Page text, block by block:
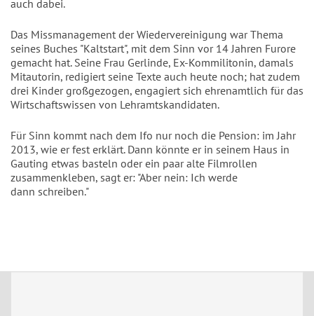
auch dabei.
Das Missmanagement der Wiedervereinigung war Thema
seines Buches "Kaltstart", mit dem Sinn vor 14 Jahren Furore
gemacht hat. Seine Frau Gerlinde, Ex-Kommilitonin, damals
Mitautorin, redigiert seine Texte auch heute noch; hat zudem
drei Kinder großgezogen, engagiert sich ehrenamtlich für das
Wirtschaftswissen von Lehramtskandidaten.
Für Sinn kommt nach dem Ifo nur noch die Pension: im Jahr
2013, wie er fest erklärt. Dann könnte er in seinem Haus in
Gauting etwas basteln oder ein paar alte Filmrollen
zusammenkleben, sagt er: "Aber nein: Ich werde
dann schreiben."